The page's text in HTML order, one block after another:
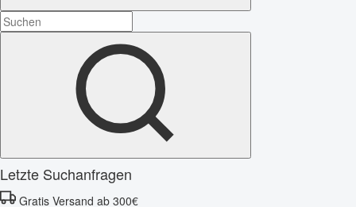
Letzte Suchanfragen
Gratis Versand ab 300€